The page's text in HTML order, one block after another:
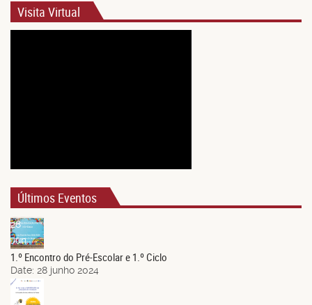
Visita Virtual
Últimos Eventos
28
Jun.
1.º Encontro do Pré-Escolar e 1.º Ciclo
Date: 28 junho 2024
21
Jun.